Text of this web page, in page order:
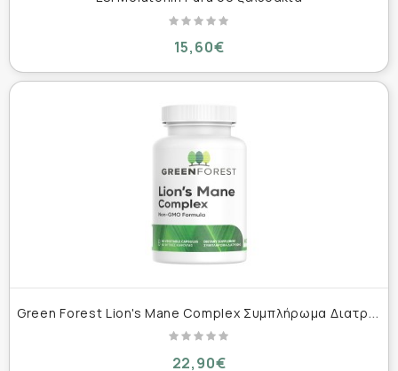
15,60€
G
reen Forest Lion's Mane Complex Συμπλήρωμα Διατροφής Για Βελτίωση Της Μνήμης & Της Συγκέντρωσης 60 Κάψουλες
22,90€